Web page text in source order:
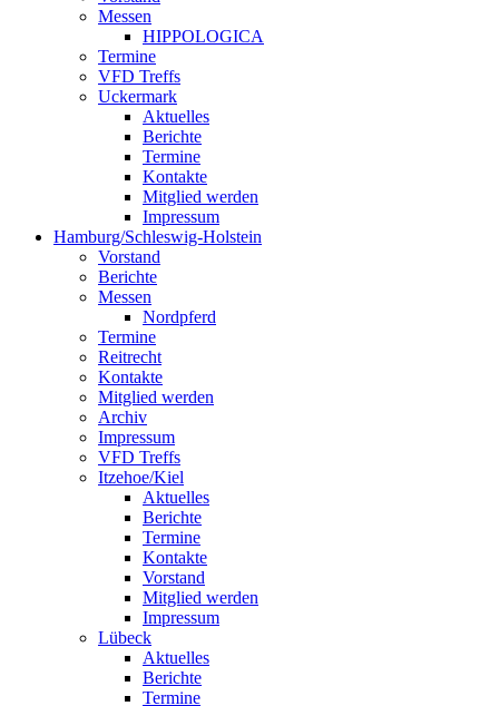
Messen
HIPPOLOGICA
Termine
VFD Treffs
Uckermark
Aktuelles
Berichte
Termine
Kontakte
Mitglied werden
Impressum
Hamburg/Schleswig-Holstein
Vorstand
Berichte
Messen
Nordpferd
Termine
Reitrecht
Kontakte
Mitglied werden
Archiv
Impressum
VFD Treffs
Itzehoe/Kiel
Aktuelles
Berichte
Termine
Kontakte
Vorstand
Mitglied werden
Impressum
Lübeck
Aktuelles
Berichte
Termine